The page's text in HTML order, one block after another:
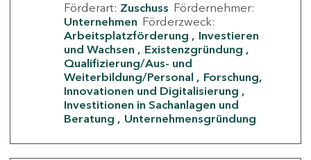
Förderart: Zuschuss Fördernehmer:
Unternehmen Förderzweck:
Arbeitsplatzförderung
Investieren
und Wachsen
Existenzgründung
Qualifizierung/Aus- und
Weiterbildung/Personal
Forschung,
Innovationen und Digitalisierung
Investitionen in Sachanlagen und
Beratung
Unternehmensgründung